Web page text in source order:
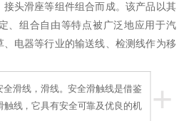
头滑座等组件组合而成。该产品以其
、组合自由等特点被广泛地应用于汽
电器等行业的输送线、检测线作为移
+
滑线，滑线。安全滑触线是借鉴
线，它具有安全可靠及优良的机